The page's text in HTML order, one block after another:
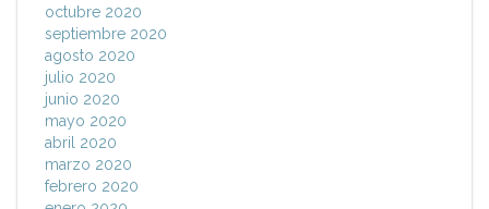
octubre 2020
septiembre 2020
agosto 2020
julio 2020
junio 2020
mayo 2020
abril 2020
marzo 2020
febrero 2020